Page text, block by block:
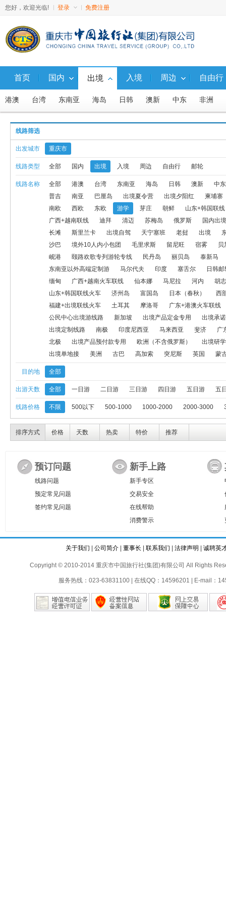
您好，欢迎光临! 登录 免费注册
首页 国内 出境
港澳 台湾 东南亚 海岛 日韩 澳新 中东 非洲
出境夕阳红 柬埔寨 出境自由行 日本 韩国 北欧 南
广西+越南联线 迪拜 清迈 苏梅岛 俄罗斯 国内出境飞
天宁塞班 老挝 出境 东南亚海岛自由行 云南+周边接壤国
贝加尔湖及联线产品 新疆+俄罗斯联线 岘港 颐路欢歌专列游
马尼拉 河内 胡志明 海岛（异地出发） 新马
福建+出境联线飞机 福建+出境联线火车 土耳其
公民中心出境游线路 新加坡 出境产品定金专用 出境承诺线路
版纳+老挝连线 塞班 出境单地接 美洲 古巴
入境 周边 自由行
线路筛选
出发城市 重庆市
线路类型 全部 国内 出境 入境 周边 自由行 邮轮
线路名称 全部 港澳 台湾 东南亚 海岛 日韩 澳新
中东
普吉
南亚 巴厘岛 出境夏令营 出境夕阳红
柬埔寨
南欧
西欧 东欧 游学 芽庄 朝鲜
山东+韩国联线
广西+越南联线
迪拜 清迈 苏梅岛 俄罗斯
国内出
长滩
斯里兰卡 出境自驾 天宁塞班 老挝 出境
沙巴
境外10人内小包团 毛里求斯 留尼旺 宿雾
贝
岘港
颐路欢歌专列游轮专线 民丹岛 丽贝岛
泰新马
东南亚以外高端定制游
马尔代夫 印度 塞舌尔
日韩邮
缅甸
广西+越南火车联线 仙本娜 马尼拉 河内
胡
山东+韩国联线火车
济州岛 富国岛 日本（春秋）
西
福建+出境联线火车
土耳其 摩洛哥
广东+港澳火车联线
公民中心出境游线路
新加坡 出境产品定金专用
出境承
出境定制线路
南极 印度尼西亚 马来西亚 斐济
广
北极
出境产品预付款专用 欧洲（不含俄罗斯）
出境研
出境单地接
美洲 古巴 高加索 突尼斯 英国 蒙
目的地 全部
出游天数 全部 一日游 二日游 三日游 四日游 五日游 五
线路价格 不限 500以下 500-1000 1000-2000 2000-3000
排序方式 价格 天数 热卖 特价 推荐
预订问题
线路问题
预定常见问题
签约常见问题
新手上路
新手专区
交易安全
在线帮助
消费警示
关于我们 公司简介 董事长 联系我们 法律声明 诚聘英
Copyright © 2010-2014 重庆市中国旅行社(集团)有限公司 All Rights
服务热线：023-63831100 | 在线QQ：14596201 | E-mail：